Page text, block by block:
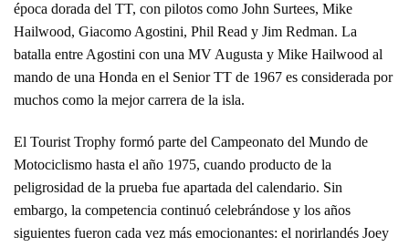
época dorada del TT, con pilotos como John Surtees, Mike
Hailwood, Giacomo Agostini, Phil Read y Jim Redman. La
batalla entre Agostini con una MV Augusta y Mike Hailwood al
mando de una Honda en el Senior TT de 1967 es considerada por
muchos como la mejor carrera de la isla.
El Tourist Trophy formó parte del Campeonato del Mundo de
Motociclismo hasta el año 1975, cuando producto de la
peligrosidad de la prueba fue apartada del calendario. Sin
embargo, la competencia continuó celebrándose y los años
siguientes fueron cada vez más emocionantes: el norirlandés Joey